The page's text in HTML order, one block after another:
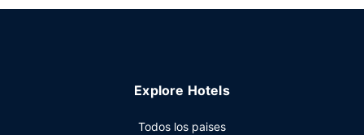
Explore Hotels
Todos los paises